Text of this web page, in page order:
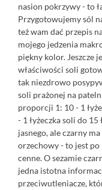
nasion pokrzywy - to
Przygotowujemy sól
też wam dać przepis
mojego jedzenia
piękny kolor. Jeszcze
właściwości soli
tak niezdrowo
soli prażonej na
proporcji 1: 10 - 1
- 1 łyżeczka soli do 15
jasnego, ale czarny
orzechowy - to jest
cenne. O sezamie
jedna istotna
przeciwutleniacze,